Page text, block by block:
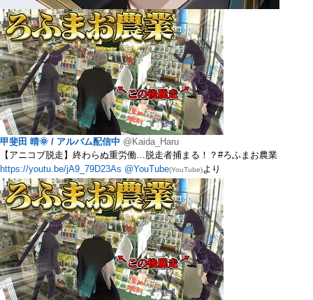
甲斐田 晴🌞 / アルバム配信中 @Kaida_Haru
【アニコブ脱走】終わらぬ重労働…脱走者捕まる！？#ろふまお農業
https://youtu.be/jA9_79D23As @YouTube(YouTube)より